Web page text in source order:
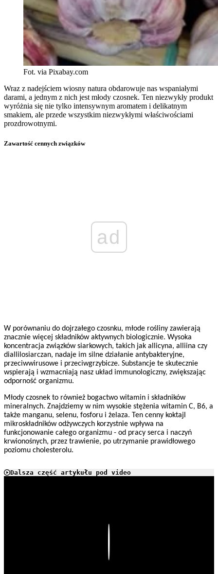
Fot. via Pixabay.com
Wraz z nadejściem wiosny natura obdarowuje nas wspaniałymi
darami, a jednym z nich jest młody czosnek. Ten niezwykły produkt
wyróżnia się nie tylko intensywnym aromatem i delikatnym
smakiem, ale przede wszystkim niezwykłymi właściwościami
prozdrowotnymi.
Zawartość cennych związków
ad
W porównaniu do dojrzałego czosnku, młode rośliny zawierają
znacznie więcej składników aktywnych biologicznie. Wysoka
koncentracja związków siarkowych, takich jak allicyna, alliina czy
diallilosiarczan, nadaje im silne działanie antybakteryjne,
przeciwwirusowe i przeciwgrzybicze. Substancje te skutecznie
wspierają i wzmacniają nasz układ immunologiczny, zwiększając
odporność organizmu.
Młody czosnek to również bogactwo witamin i składników
mineralnych. Znajdziemy w nim wysokie stężenia witamin C, B6, a
także manganu, selenu, fosforu i żelaza. Ten cenny koktajl
mikroskładników odżywczych korzystnie wpływa na
funkcjonowanie całego organizmu - od pracy serca i naczyń
krwionośnych, przez trawienie, po utrzymanie prawidłowego
poziomu cholesterolu.
Dalsza część artykułu pod video